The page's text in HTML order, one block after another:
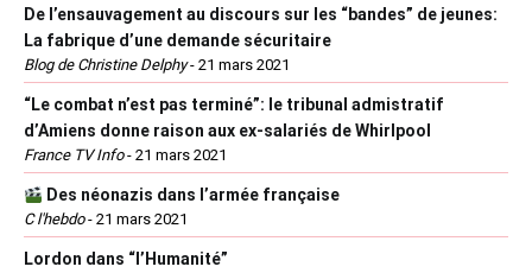
De l’ensauvagement au discours sur les “bandes” de jeunes:
La fabrique d’une demande sécuritaire
Blog de Christine Delphy- 21 mars 2021
“Le combat n’est pas terminé”: le tribunal admistratif
d’Amiens donne raison aux ex-salariés de Whirlpool
France TV Info- 21 mars 2021
Des néonazis dans l’armée française
C l'hebdo- 21 mars 2021
Lordon dans “l’Humanité”